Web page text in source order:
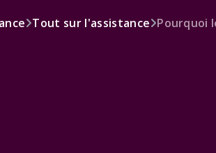
Tout sur l'assistance Pourquoi